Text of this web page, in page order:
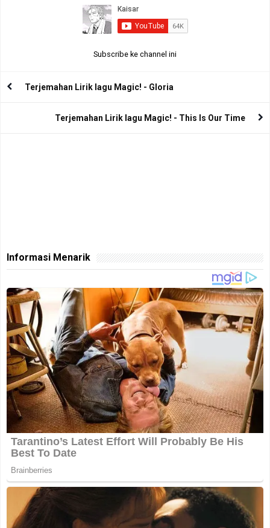
Subscribe ke channel ini
Terjemahan Lirik lagu Magic! - Gloria
Terjemahan Lirik lagu Magic! - This Is Our Time
Informasi Menarik